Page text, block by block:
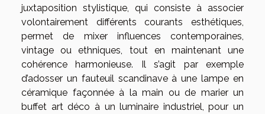
juxtaposition stylistique, qui consiste à associer
volontairement différents courants esthétiques,
permet de mixer influences contemporaines,
vintage ou ethniques, tout en maintenant une
cohérence harmonieuse. Il s’agit par exemple
d’adosser un fauteuil scandinave à une lampe en
céramique façonnée à la main ou de marier un
buffet art déco à un luminaire industriel, pour un